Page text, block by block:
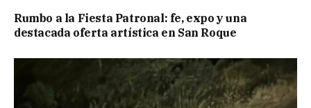
Rumbo a la Fiesta Patronal: fe, expo y una
destacada oferta artística en San Roque